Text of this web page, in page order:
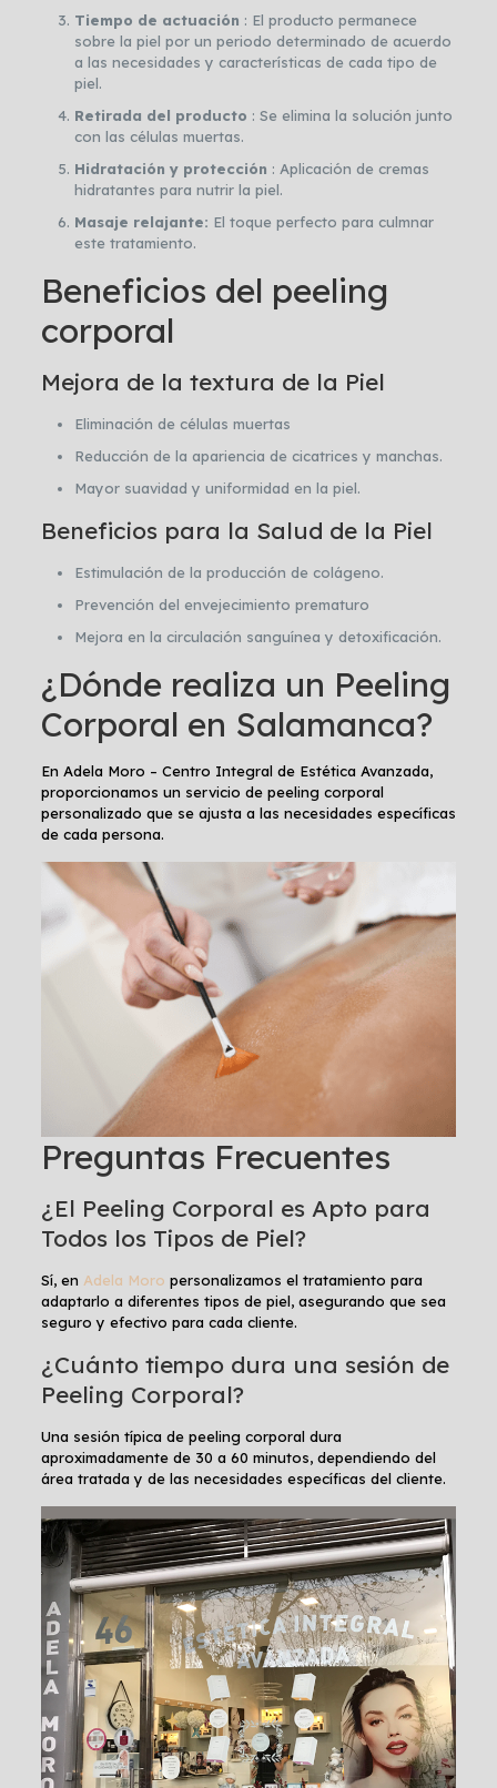
Tiempo de actuación : El producto permanece
sobre la piel por un periodo determinado de acuerdo
a las necesidades y características de cada tipo de
piel.
Retirada del producto : Se elimina la solución junto
con las células muertas.
Hidratación y protección : Aplicación de cremas
hidratantes para nutrir la piel.
Masaje relajante: El toque perfecto para culmnar
este tratamiento.
Beneficios del peeling
corporal
Mejora de la textura de la Piel
Eliminación de células muertas
Reducción de la apariencia de cicatrices y manchas.
Mayor suavidad y uniformidad en la piel.
Beneficios para la Salud de la Piel
Estimulación de la producción de colágeno.
Prevención del envejecimiento prematuro
Mejora en la circulación sanguínea y detoxificación.
¿Dónde realiza un Peeling
Corporal en Salamanca?
En Adela Moro – Centro Integral de Estética Avanzada,
proporcionamos un servicio de peeling corporal
personalizado que se ajusta a las necesidades específicas
de cada persona.
Preguntas Frecuentes
¿El Peeling Corporal es Apto para
Todos los Tipos de Piel?
Sí, en Adela Moro personalizamos el tratamiento para
adaptarlo a diferentes tipos de piel, asegurando que sea
seguro y efectivo para cada cliente.
¿Cuánto tiempo dura una sesión de
Peeling Corporal?
Una sesión típica de peeling corporal dura
aproximadamente de 30 a 60 minutos, dependiendo del
área tratada y de las necesidades específicas del cliente.